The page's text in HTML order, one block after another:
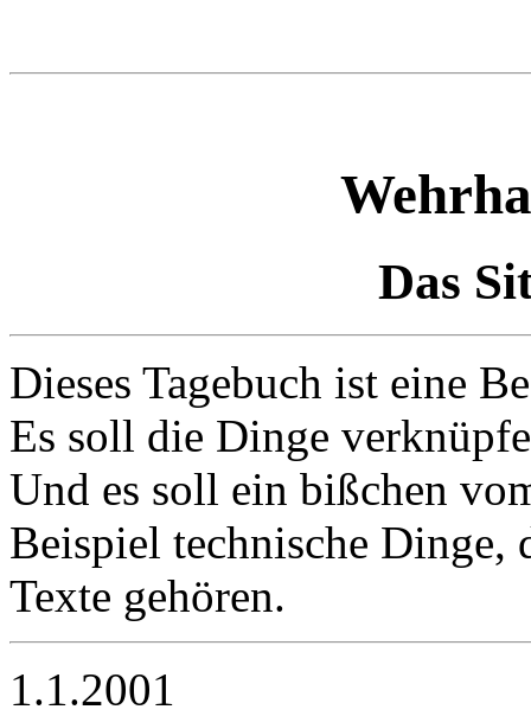
Das
Dieses Tagebuch ist eine
Es soll die Dinge
Und es soll ein bißchen
Beispiel technische
Texte gehören.
1.1.2001